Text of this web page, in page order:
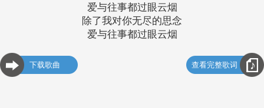
爱与往事都过眼云烟
除了我对你无尽的思念
爱与往事都过眼云烟
下载歌曲 查看完整歌词